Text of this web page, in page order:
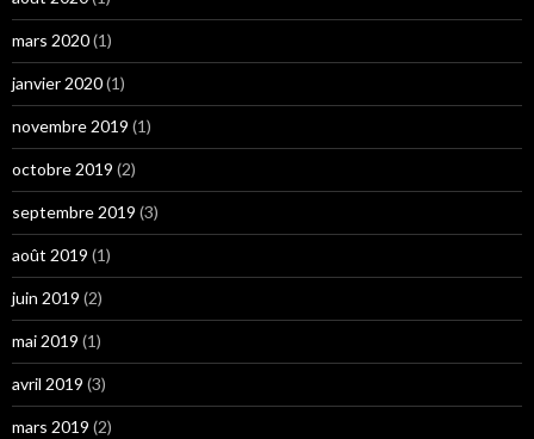
mars 2020(1)
janvier 2020(1)
novembre 2019 (1)
octobre 2019 (2)
septembre 2019 (3)
août 2019 (1)
juin 2019 (2)
mai 2019 (1)
avril 2019 (3)
mars 2019 (2)